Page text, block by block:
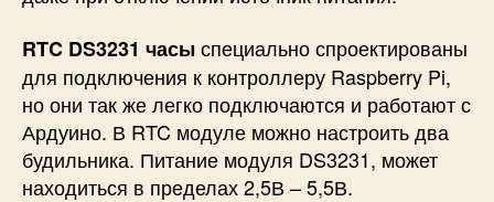
RTC DS3231 часыспециально спроектированы
для подключения к контроллеру Raspberry Pi,
но они так же легко подключаются и работают с
Ардуино. В RTC модуле можно настроить два
будильника. Питание модуля DS3231, может
находиться в пределах 2,5В – 5,5В.